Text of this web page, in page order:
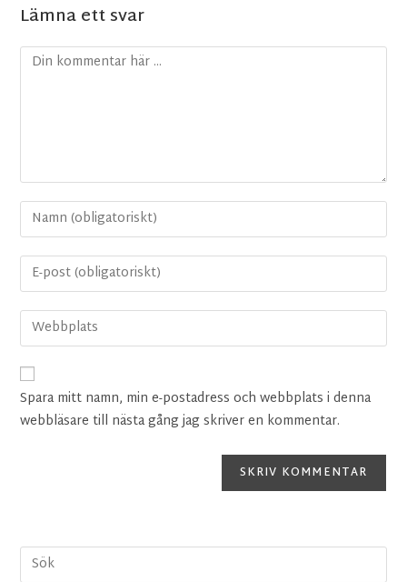
Lämna ett svar
Spara mitt namn, min e-postadress och webbplats i denna
webbläsare till nästa gång jag skriver en kommentar.